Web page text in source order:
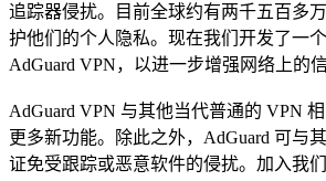
追踪器侵扰。目前全球约有两千五百多
护他们的个人隐私。现在我们开发了
AdGuard VPN，以进一步增强网络上的
AdGuard VPN 与其他当代普通的 VPN
更多新功能。除此之外，AdGuard 可与
证免受跟踪或恶意软件的侵扰。加入我